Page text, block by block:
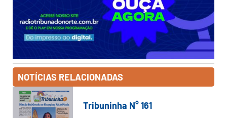
NOTÍCIAS RELACIONADAS
Tribuninha N° 161